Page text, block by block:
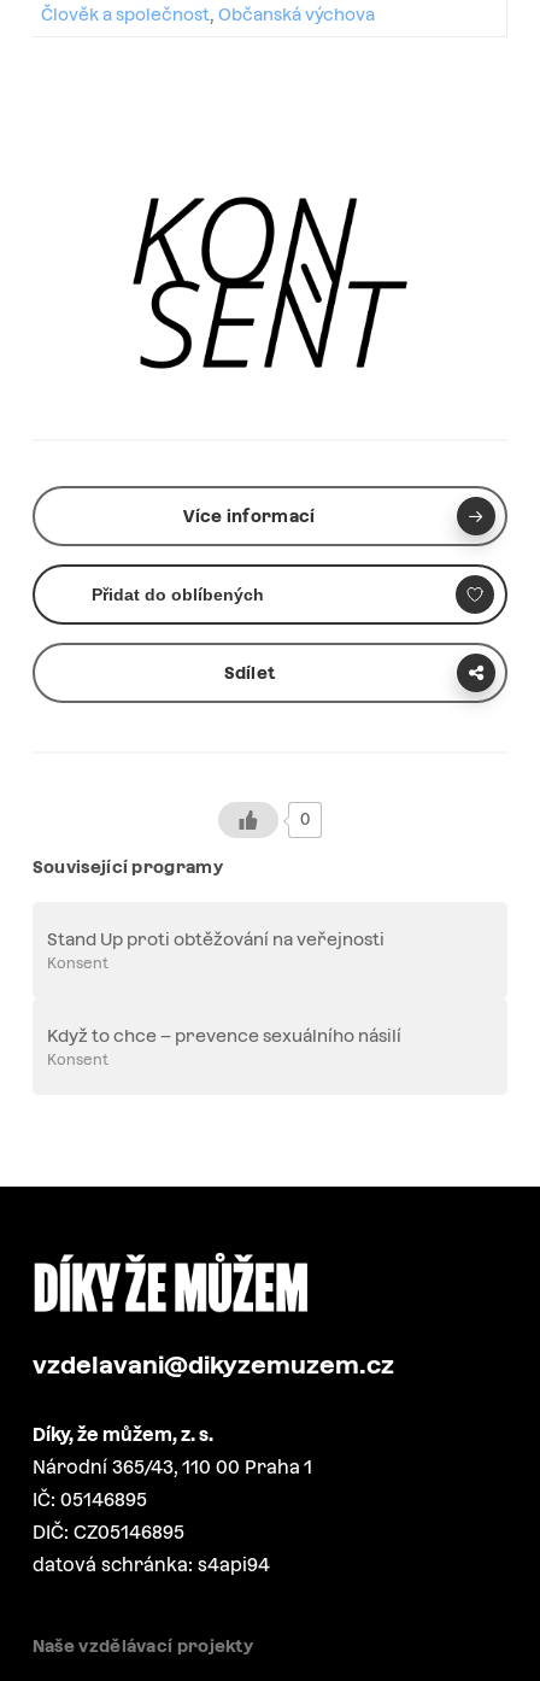
Člověk a společnost, Občanská výchova
Více informací
Přidat do oblíbených
Sdílet
0
Související programy
Stand Up proti obtěžování na veřejnosti
Konsent
Když to chce – prevence sexuálního násilí
Konsent
vzdelavani@dikyzemuzem.cz
Díky, že můžem, z. s.
Národní 365/43, 110 00 Praha 1
IČ: 05146895
DIČ: CZ05146895
datová schránka: s4api94
Naše vzdělávací projekty